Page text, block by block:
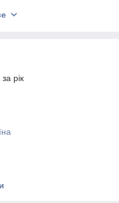
так они намного
чистоту и
ванной. Данное
оставляет после
моющего средства
этого
низкая, делая его
отлично подойдет
поверхностей.
рік